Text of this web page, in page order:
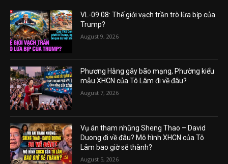
VL-09.08: Thế giới vạch trần trò lừa bịp của
Trump?
August 9, 2026
Phương Hằng gây bão mạng, Phường kiểu
mẫu XHCN của Tô Lâm đi về đâu?
August 7, 2026
Vụ án tham nhũng Sheng Thao – David
Duong đi về đâu? Mô hình XHCN của Tô
Lâm bao giờ sẽ thành?
August 5, 2026